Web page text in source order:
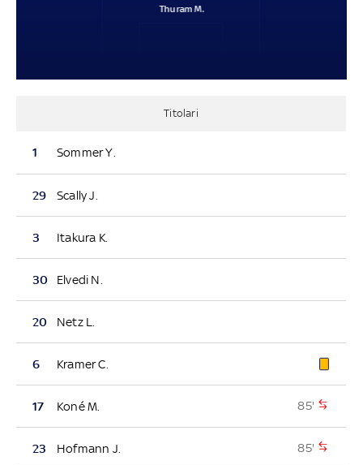
Thuram M.
Titolari
1 Sommer Y.
29 Scally J.
3 Itakura K.
30 Elvedi N.
20 Netz L.
6 Kramer C.
17 Koné M. 85'
23 Hofmann J. 85'